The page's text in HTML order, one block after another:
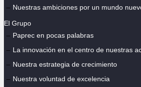
Nuestras ambiciones por un mundo
El Grupo
Paprec en pocas palabras
La innovación en el centro de nuestras
Nuestra estrategia de crecimiento
Nuestra voluntad de excelencia